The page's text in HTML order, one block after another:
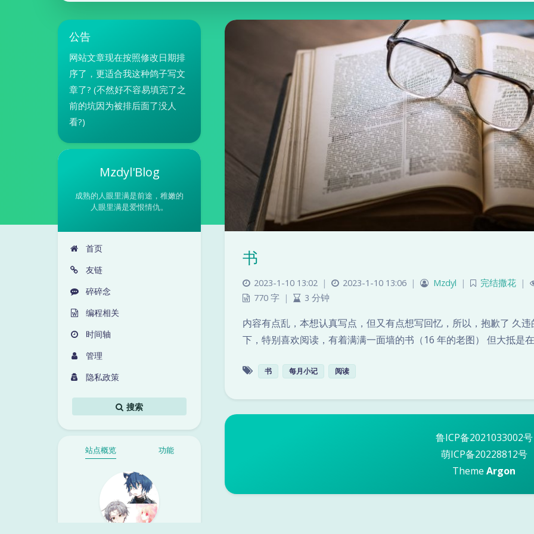
公告
网站文章现在按照修改日期排
序了，更适合我这种鸽子写文
章了? (不然好不容易填完了之
前的坑因为被排后面了没人
看?)
Mzdyl'Blog
成熟的人眼里满是前途，稚嫩的
人眼里满是爱恨情仇。
首页
友链
碎碎念
编程相关
时间轴
管理
隐私政策
搜索
站点概览 功能
书
2023-1-10 13:02 | 2023-1-10 13:06 | Mzdyl | 完结撒花 |
770 字 | 3 分钟
内容有点乱，本想认真写点，但又有点想写回忆，所以，抱歉了 久
下，特别喜欢阅读，有着满满一面墙的书（16 年的老图） 但大抵是
书 每月小记 阅读
鲁ICP备2021033002号
萌ICP备20228812号
Theme Argon